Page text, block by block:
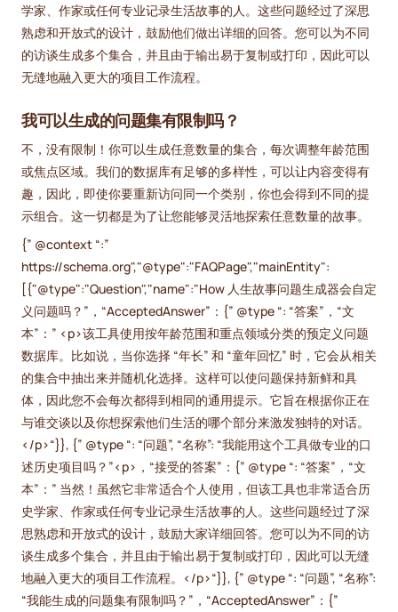
学家、作家或任何专业记录生活故事的人。这些问题经过了深思
熟虑和开放式的设计，鼓励他们做出详细的回答。您可以为不同
的访谈生成多个集合，并且由于输出易于复制或打印，因此可以
无缝地融入更大的项目工作流程。
我可以生成的问题集有限制吗？
不，没有限制！你可以生成任意数量的集合，每次调整年龄范围
或焦点区域。我们的数据库有足够的多样性，可以让内容变得有
趣，因此，即使你要重新访问同一个类别，你也会得到不同的提
示组合。这一切都是为了让您能够灵活地探索任意数量的故事。
{” @context “:”
https://schema.org","@type":"FAQPage","mainEntity":
[{"@type":"Question","name":"How 人生故事问题生成器会自定
义问题吗？”，“AcceptedAnswer”：{” @type “: “答案”，“文
本”：” <p>该工具使用按年龄范围和重点领域分类的预定义问题
数据库。比如说，当你选择 “年长” 和 “童年回忆” 时，它会从相关
的集合中抽出来并随机化选择。这样可以使问题保持新鲜和具
体，因此您不会每次都得到相同的通用提示。它旨在根据你正在
与谁交谈以及你想探索他们生活的哪个部分来激发独特的对话。
</p>“}}, {” @type “: “问题”, “名称”: “我能用这个工具做专业的口
述历史项目吗？”<p>，“接受的答案”：{” @type “: “答案”，“文
本”：” 当然！虽然它非常适合个人使用，但该工具也非常适合历
史学家、作家或任何专业记录生活故事的人。这些问题经过了深
思熟虑和开放式的设计，鼓励大家详细回答。您可以为不同的访
谈生成多个集合，并且由于输出易于复制或打印，因此可以无缝
地融入更大的项目工作流程。</p>“}}, {” @type “: “问题”, “名称”:
“我能生成的问题集有限制吗？”，“AcceptedAnswer”：{”